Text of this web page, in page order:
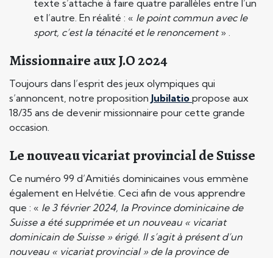
texte s’attache à faire quatre parallèles entre l’un
et l’autre. En réalité : « le point commun avec le
sport, c’est la ténacité et le renoncement» .
Missionnaire aux J.O 2024
Toujours dans l’esprit des jeux olympiques qui
s’annoncent, notre proposition Jubilatio propose aux
18/35 ans de devenir missionnaire pour cette grande
occasion.
Le nouveau vicariat provincial de Suisse
Ce numéro 99 d’Amitiés dominicaines vous emmène
également en Helvétie. Ceci afin de vous apprendre
que : « le 3 février 2024, la Province dominicaine de
Suisse a été supprimée et un nouveau « vicariat
dominicain de Suisse » érigé. Il s’agit à présent d’un
nouveau « vicariat provincial » de la province de